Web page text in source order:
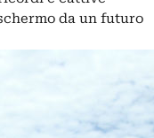
da un futuro